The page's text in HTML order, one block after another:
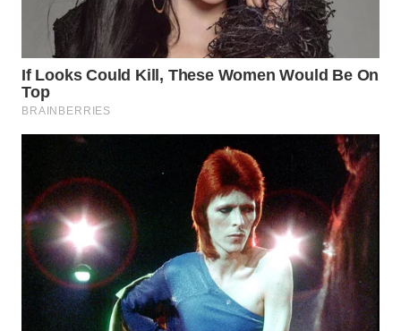
WN
SEMARANG
WN
SOLO
BOROBUDUR
WN
MADURA
WN
SURABAYA